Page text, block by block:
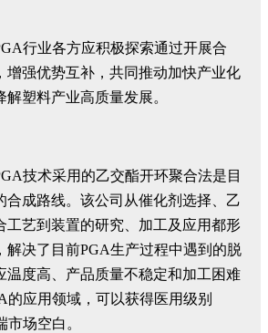
行业各方应积极探索通过开展合
增强优势互补，共同推动加快产业化
塑料产业高质量发展。
技术采用的乙交酯开环聚合法是目
合成路线。该公司从催化剂选择、乙
工艺到装置的研究、加工及应用都形
解决了目前PGA生产过程中遇到的脱
温度高、产品质量不稳定和加工困难
的应用领域，可以获得医用级别
场空白。